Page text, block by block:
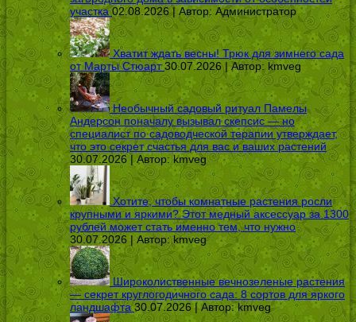
участка 02.08.2026 | Автор:Администратор
Хватит ждать весны! Трюк для зимнего сада
от Марты Стюарт 30.07.2026 | Автор:kmveg
Необычный садовый ритуал Памелы
Андерсон поначалу вызывал скепсис — но
специалист по садоводческой терапии утверждает,
что это секрет счастья для вас и ваших растений
30.07.2026 | Автор: kmveg
Хотите, чтобы комнатные растения росли
крупными и яркими? Этот медный аксессуар за 1300
рублей может стать именно тем, что нужно
30.07.2026 | Автор:kmveg
Широколиственные вечнозеленые растения
— секрет круглогодичного сада: 8 сортов для яркого
ландшафта 30.07.2026 | Автор:kmveg